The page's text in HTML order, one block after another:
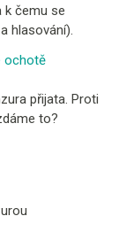
k čemu se
hlasování).
ochotě
přijata. Proti
to?